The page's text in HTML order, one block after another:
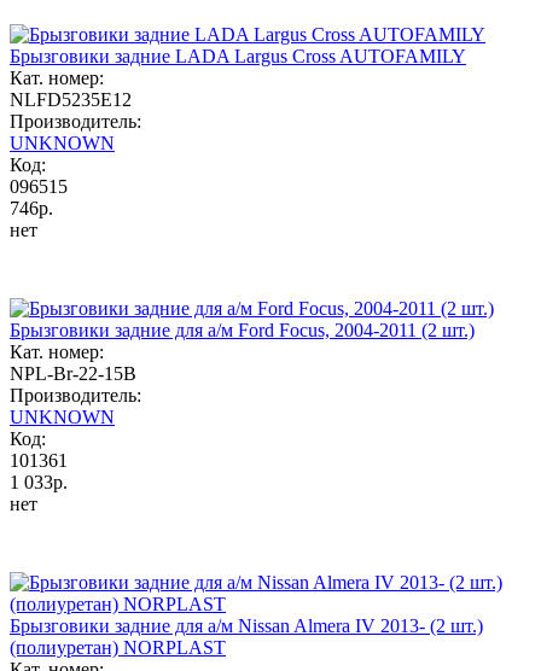
Брызговики задние LADA Largus Cross AUTOFAMILY
Кат. номер:
NLFD5235E12
Производитель:
UNKNOWN
Код:
096515
746р.
нет
Брызговики задние для а/м Ford Focus, 2004-2011 (2 шт.)
Кат. номер:
NPL-Br-22-15B
Производитель:
UNKNOWN
Код:
101361
1 033р.
нет
Брызговики задние для а/м Nissan Almera IV 2013- (2 шт.)
(полиуретан) NORPLAST